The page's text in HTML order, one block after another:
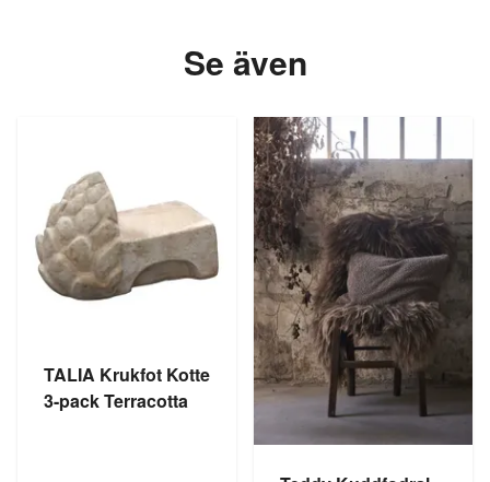
Se även
TALIA Krukfot Kotte
3-pack Terracotta